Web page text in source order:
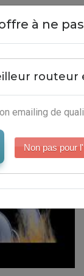
Logiciel
à ne
routeur
emailing de
Non pas pour